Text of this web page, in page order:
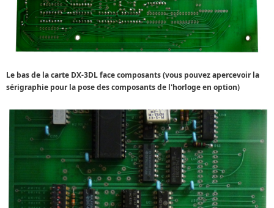
Le bas de la carte DX-3DL face composants (vous pouvez apercevoir la
sérigraphie pour la pose des composants de l'horloge en option)